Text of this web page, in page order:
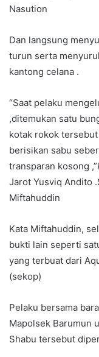
Nasution
Dan langsung
turun serta
kantong celana .
“Saat pelaku
,ditemukan satu
kotak rokok
berisikan sabu
transparan kosong
Jarot Yusviq Andito
Miftahuddin
Kata Miftahuddin,
bukti lain seperti
yang terbuat dari
(sekop)
Pelaku bersama
Mapolsek Barumun
Shabu tersebut